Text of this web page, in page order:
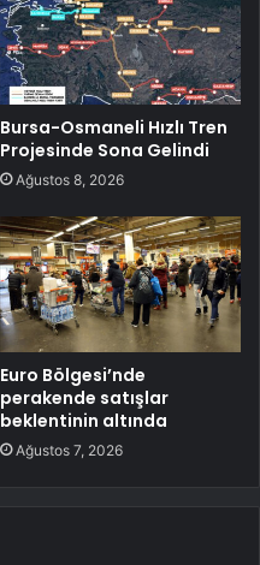
Bursa-Osmaneli Hızlı Tren
Projesinde Sona Gelindi
Ağustos 8, 2026
Euro Bölgesi’nde
perakende satışlar
beklentinin altında
Ağustos 7, 2026